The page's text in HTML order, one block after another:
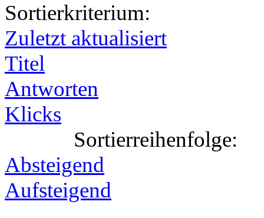
Sortierkriterium:
Zuletzt aktualisiert
Titel
Antworten
Klicks
Sortierreihenfolge:
Absteigend
Aufsteigend